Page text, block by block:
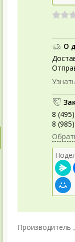
О
8
8
Производитель